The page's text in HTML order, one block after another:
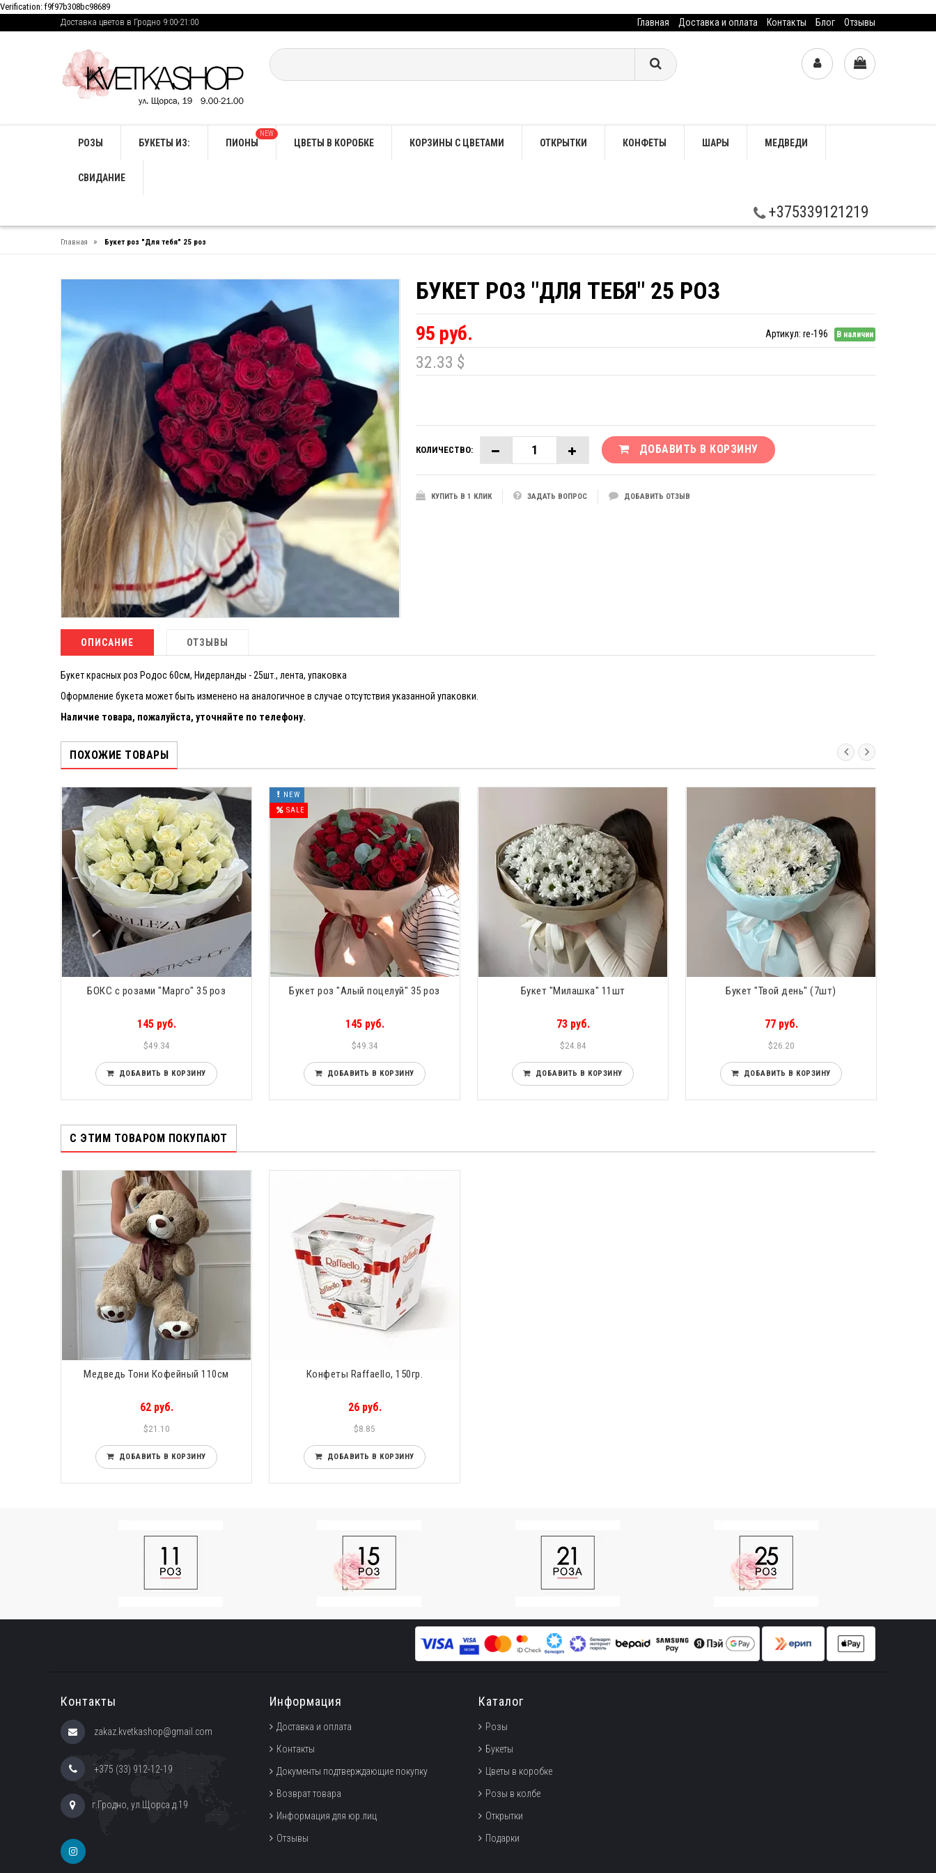
Verification: f9f97b308bc98689
Доставка цветов в Гродно 9:00-21:00
Главная Доставка и оплата Контакты Блог Отзывы
РОЗЫ БУКЕТЫ ИЗ: ПИОНЫ
NEW
ЦВЕТЫ В КОРОБКЕ КОРЗИНЫ С ЦВЕТАМИ ОТКРЫТКИ КОНФЕТЫ ШАРЫ МЕДВЕДИ
СВИДАНИЕ
+375339121219
Главная » Букет роз "Для тебя" 25 роз
БУКЕТ РОЗ "ДЛЯ ТЕБЯ" 25 РОЗ
95 руб. В наличии
Артикул: re-196
32.33 $
КОЛИЧЕСТВО: ДОБАВИТЬ В КОРЗИНУ
КУПИТЬ В 1 КЛИК ЗАДАТЬ ВОПРОС ДОБАВИТЬ ОТЗЫВ
ОПИСАНИЕ ОТЗЫВЫ
Букет красных роз Родос 60см, Нидерланды - 25шт., лента, упаковка
Оформление букета может быть изменено на аналогичное в случае отсутствия указанной упаковки.
Наличие товара, пожалуйста, уточняйте по телефону.
ПОХОЖИЕ ТОВАРЫ
БОКС с розами "Марго" 35 роз
145 руб.
$49.34
ДОБАВИТЬ В КОРЗИНУ
SALE
NEW
Букет роз "Алый поцелуй" 35 роз
145 руб.
$49.34
ДОБАВИТЬ В КОРЗИНУ
Букет "Милашка" 11шт
73 руб.
$24.84
ДОБАВИТЬ В КОРЗИНУ
Букет "Твой день" (7шт)
77 руб.
$26.20
ДОБАВИТЬ В КОРЗИНУ
С ЭТИМ ТОВАРОМ ПОКУПАЮТ
Медведь Тони Кофейный 110см
62 руб.
$21.10
ДОБАВИТЬ В КОРЗИНУ
Конфеты Raffaello, 150гр.
26 руб.
$8.85
ДОБАВИТЬ В КОРЗИНУ
Контакты
zakaz.kvetkashop@gmail.com
+375 (33) 912-12-19
г.Гродно, ул.Щорса д.19
Информация
Доставка и оплата
Контакты
Документы подтверждающие покупку
Возврат товара
Информация для юр.лиц
Отзывы
Каталог
Розы
Букеты
Цветы в коробке
Розы в колбе
Открытки
Подарки